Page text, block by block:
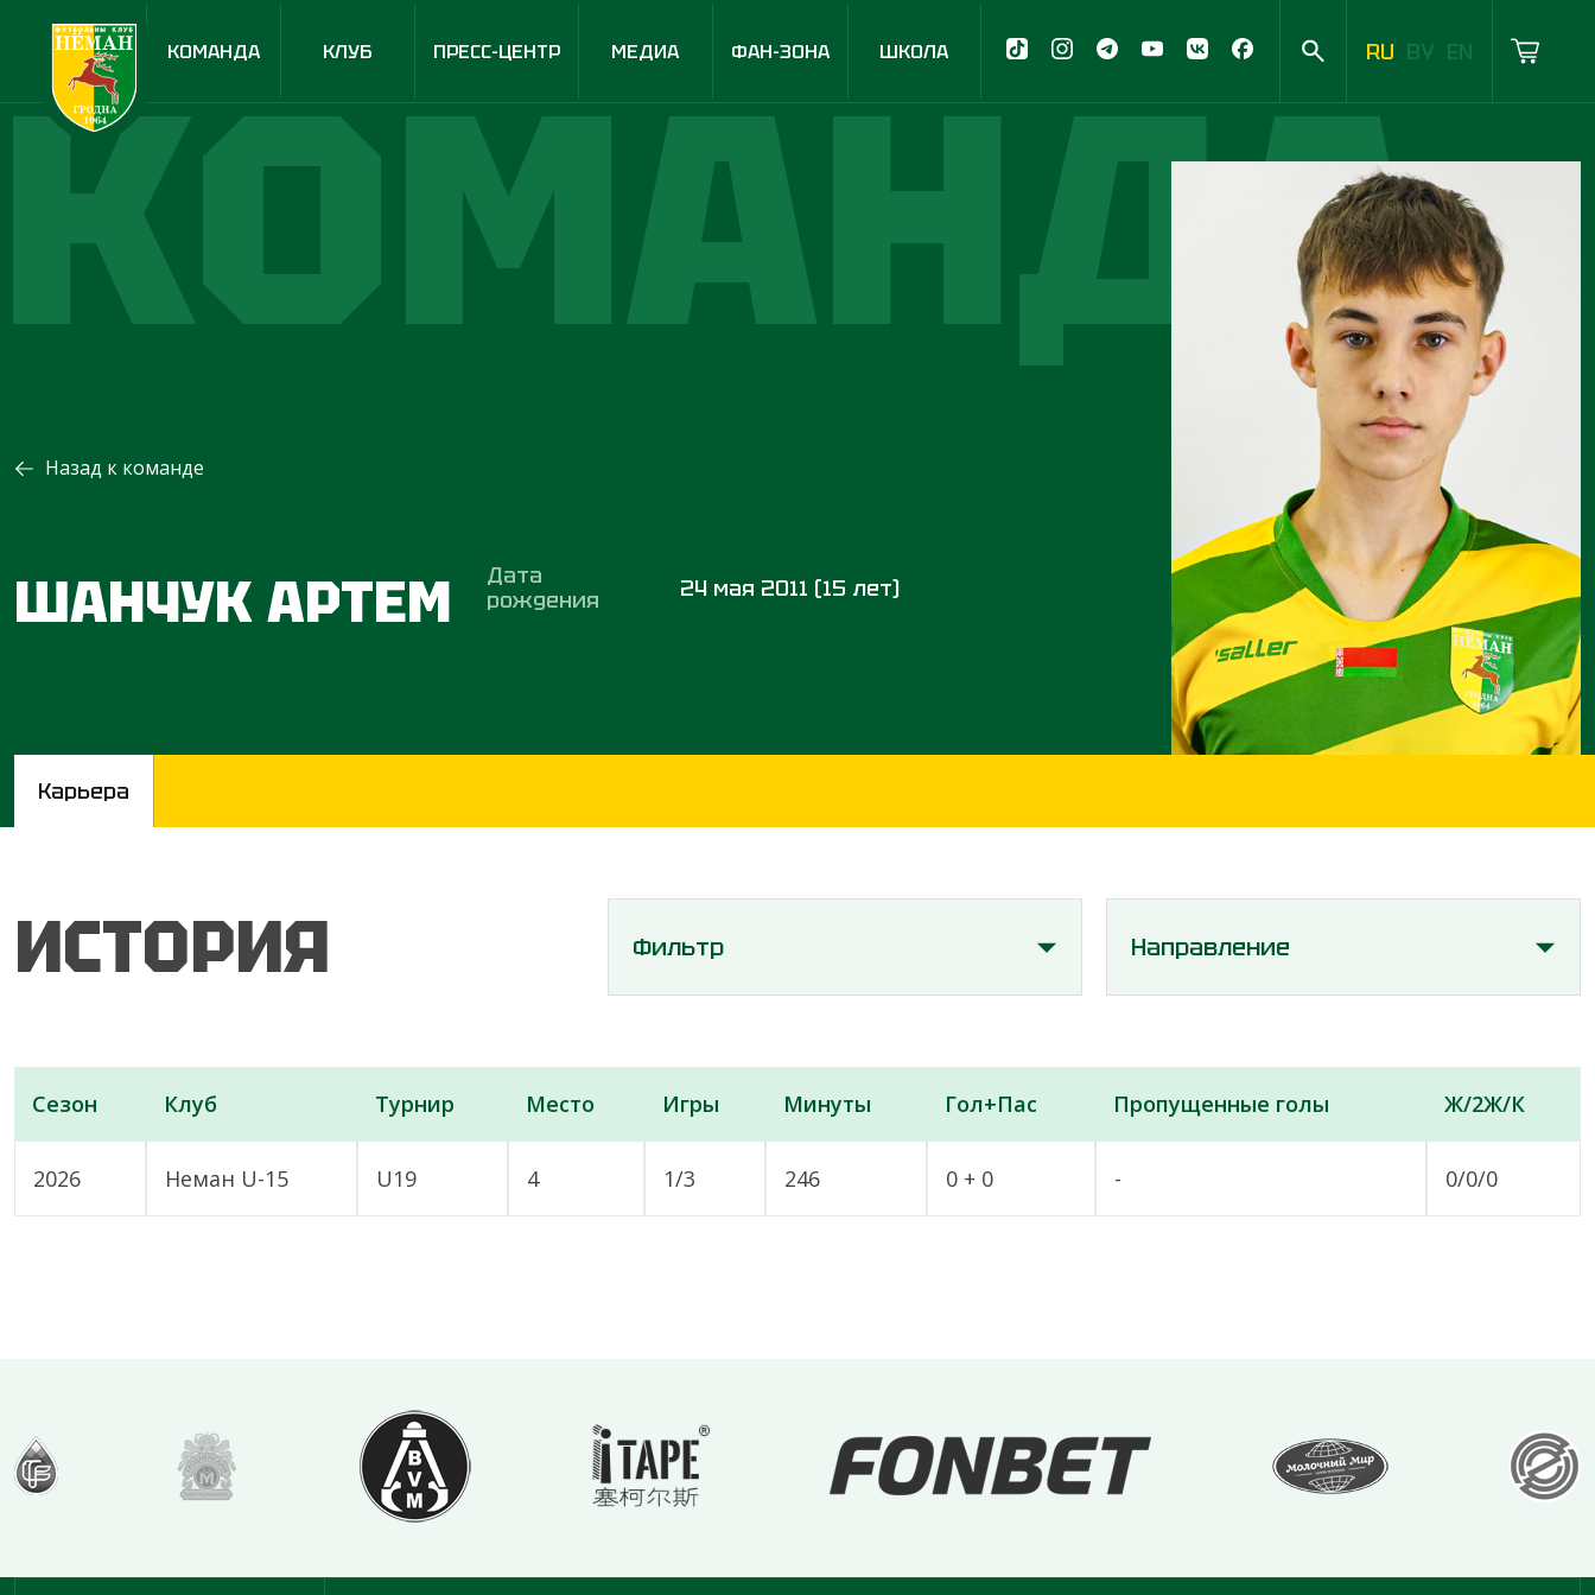
КОМАНДА КЛУБ ПРЕСС-ЦЕНТР МЕДИА ФАН-ЗОНА ШКОЛА RU BY EN
КОМАНДА
Назад к команде
ШАНЧУК АРТЕМ
Дата
рождения
24 мая 2011 (15 лет)
Карьера
ИСТОРИЯ Фильтр Направление
Сезон Клуб Турнир Место Игры Минуты Гол+Пас Пропущенные голы Ж/2Ж/К
2026 Неман U-15 U19 4 1/3 246 0 + 0 - 0/0/0